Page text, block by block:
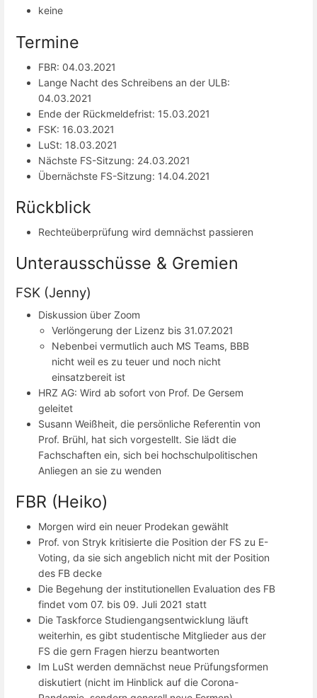
keine
Termine
FBR: 04.03.2021
Lange Nacht des Schreibens an der ULB:
04.03.2021
Ende der Rückmeldefrist: 15.03.2021
FSK: 16.03.2021
LuSt: 18.03.2021
Nächste FS-Sitzung: 24.03.2021
Übernächste FS-Sitzung: 14.04.2021
Rückblick
Rechteüberprüfung wird demnächst passieren
Unterausschüsse & Gremien
FSK (Jenny)
Diskussion über Zoom
Verlöngerung der Lizenz bis 31.07.2021
Nebenbei vermutlich auch MS Teams, BBB
nicht weil es zu teuer und noch nicht
einsatzbereit ist
HRZ AG: Wird ab sofort von Prof. De Gersem
geleitet
Susann Weißheit, die persönliche Referentin von
Prof. Brühl, hat sich vorgestellt. Sie lädt die
Fachschaften ein, sich bei hochschulpolitischen
Anliegen an sie zu wenden
FBR (Heiko)
Morgen wird ein neuer Prodekan gewählt
Prof. von Stryk kritisierte die Position der FS zu E-
Voting, da sie sich angeblich nicht mit der Position
des FB decke
Die Begehung der institutionellen Evaluation des FB
findet vom 07. bis 09. Juli 2021 statt
Die Taskforce Studiengangsentwicklung läuft
weiterhin, es gibt studentische Mitglieder aus der
FS die gern Fragen hierzu beantworten
Im LuSt werden demnächst neue Prüfungsformen
diskutiert (nicht im Hinblick auf die Corona-